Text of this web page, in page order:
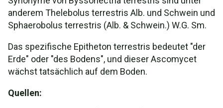
anderem Thelebolus terrestris Alb. und Schwein und
Sphaerobolus terrestris (Alb. & Schwein.) W.G. Sm.
Das spezifische Epitheton terrestris bedeutet "der
Erde" oder "des Bodens", und dieser Ascomycet
wächst tatsächlich auf dem Boden.
Quellen: